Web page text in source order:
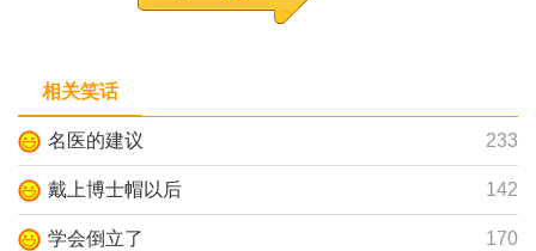
相关笑话
名医的建议 233
戴上博士帽以后 142
学会倒立了 170